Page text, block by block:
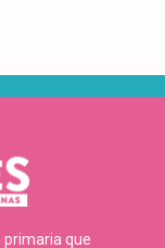
primaria que